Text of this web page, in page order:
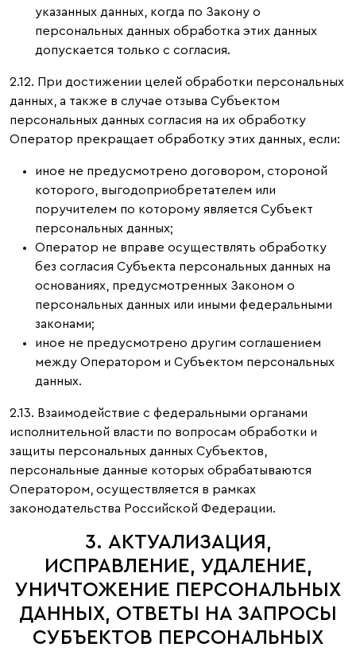
указанных данных, когда по Закону о
персональных данных обработка этих данных
допускается только с согласия.
2.12. При достижении целей обработки персональных
данных, а также в случае отзыва Субъектом
персональных данных согласия на их обработку
Оператор прекращает обработку этих данных, если:
иное не предусмотрено договором, стороной
которого, выгодоприобретателем или
поручителем по которому является Субъект
персональных данных;
Оператор не вправе осуществлять обработку
без согласия Субъекта персональных данных на
основаниях, предусмотренных Законом о
персональных данных или иными федеральными
законами;
иное не предусмотрено другим соглашением
между Оператором и Субъектом персональных
данных.
2.13. Взаимодействие с федеральными органами
исполнительной власти по вопросам обработки и
защиты персональных данных Субъектов,
персональные данные которых обрабатываются
Оператором, осуществляется в рамках
законодательства Российской Федерации.
3. АКТУАЛИЗАЦИЯ,
ИСПРАВЛЕНИЕ, УДАЛЕНИЕ,
УНИЧТОЖЕНИЕ ПЕРСОНАЛЬНЫХ
ДАННЫХ, ОТВЕТЫ НА ЗАПРОСЫ
СУБЪЕКТОВ ПЕРСОНАЛЬНЫХ